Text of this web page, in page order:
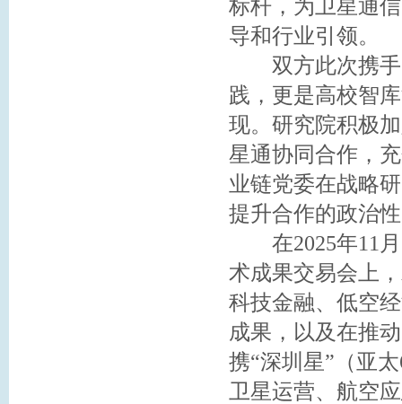
标杆，为卫星通
导和行业引领。
双方此次携手
践，更是高校智
现。研究院积极
星通协同合作，
业链党委在战略
提升合作的政治
在2025年11月
术成果交易会上
科技金融、低空
成果，以及在推
携“深圳星”（亚
卫星运营、航空